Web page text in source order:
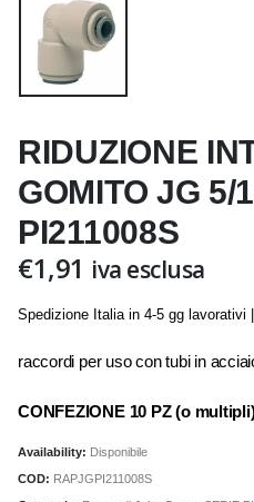
RIDUZIONE
GOMITO JG 5/
PI211008S
€1,91 iva esclusa
Spedizione Italia in 4-5 gg lavorativi
raccordi per uso con tubi in
CONFEZIONE 10 PZ (o
Availability: Disponibile
COD: RAPJGPI211008S